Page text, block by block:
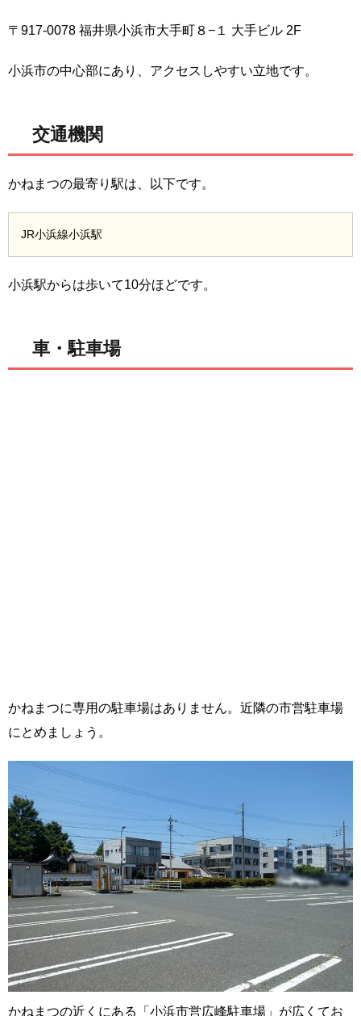
〒917-0078 福井県小浜市大手町８−１ 大手ビル 2F
小浜市の中心部にあり、アクセスしやすい立地です。
交通機関
かねまつの最寄り駅は、以下です。
JR小浜線小浜駅
小浜駅からは歩いて10分ほどです。
車・駐車場
かねまつに専用の駐車場はありません。近隣の市営駐車場
にとめましょう。
かねまつの近くにある「小浜市営広峰駐車場」が広くてお